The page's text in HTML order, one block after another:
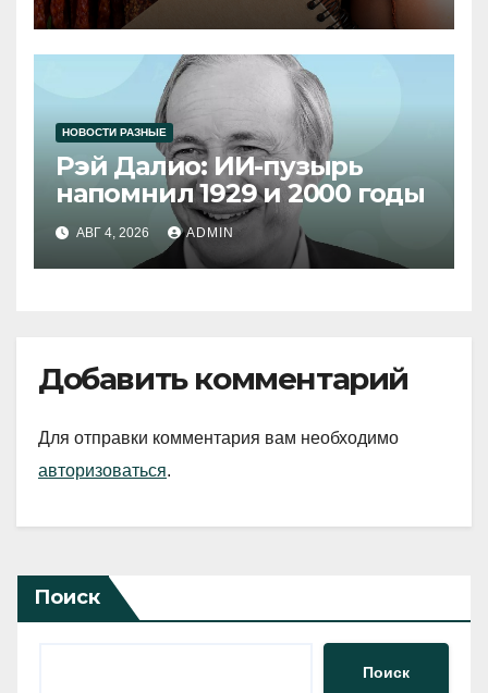
НОВОСТИ РАЗНЫЕ
Рэй Далио: ИИ-пузырь
напомнил 1929 и 2000 годы
АВГ 4, 2026 ADMIN
Добавить комментарий
Для отправки комментария вам необходимо
авторизоваться.
Поиск
Поиск